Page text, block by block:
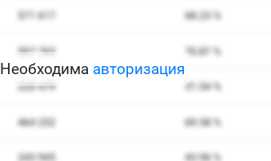
Необходима авторизация